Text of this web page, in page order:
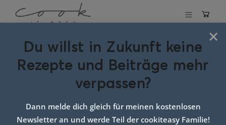
Schlagwort:
pancakes
×
Du willst in Zukunft keine
Rezepte und Beiträge mehr
verpassen?
Dann melde dich gleich für meinen kostenlosen
Newsletter an und werde Teil der cookiteasy Familie!